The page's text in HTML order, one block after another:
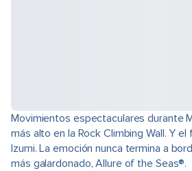
Movimientos espectaculares durante
más alto en la Rock Climbing Wall. Y
Izumi. La emoción nunca termina a
más galardonado, Allure of the Seas®.